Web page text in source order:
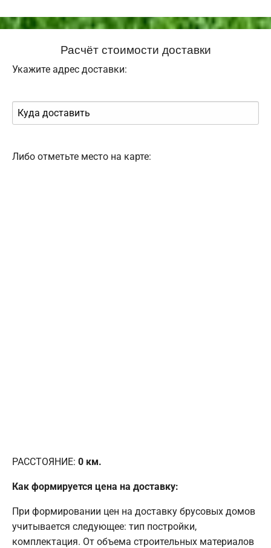
Расчёт стоимости доставки
Укажите адрес доставки:
Либо отметьте место на карте:
РАССТОЯНИЕ: 0 км.
Как формируется цена на доставку:
При формировании цен на доставку брусовых домов
учитывается следующее: тип постройки,
комплектация. От объема строительных материалов